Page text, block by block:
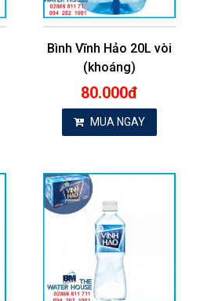
Bình Vĩnh Hảo 20L vòi
(khoáng)
80.000đ
MUA NGAY